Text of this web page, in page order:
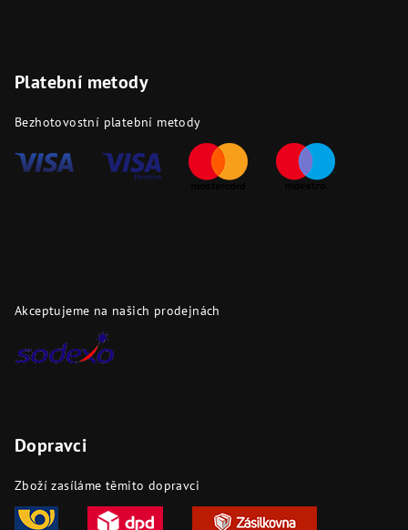
Platební metody
Bezhotovostní platební metody
Akceptujeme na našich prodejnách
Dopravci
Zboží zasíláme těmito dopravci